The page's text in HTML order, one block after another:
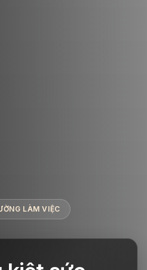
LÀM VIỆC